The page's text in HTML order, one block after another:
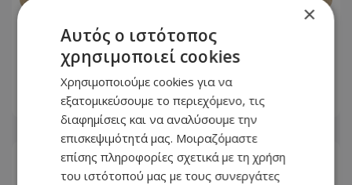
Παραμένει στη φυλακή η Γερμανίδα
για τον σφετερισμό ε/κ περιουσιών -
Αναβλήθηκε η δίκη, πότε συνεχίζεται
07.08.2026 - 20:14
×
Αυτός ο ιστότοπος
χρησιμοποιεί cookies
Χρησιμοποιούμε cookies για να
εξατομικεύσουμε το περιεχόμενο, τις
διαφημίσεις και να αναλύσουμε την
επισκεψιμότητά μας. Μοιραζόμαστε
επίσης πληροφορίες σχετικά με τη χρήση
του ιστότοπού μας με τους συνεργάτες